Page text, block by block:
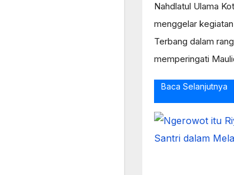
Nahdlatul Ulama
menggelar
Terbang dalam
memperingati
Baca Selanjutnya